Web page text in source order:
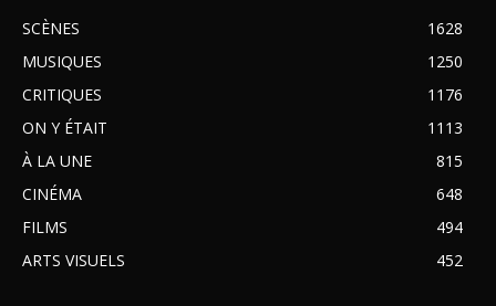
SCÈNES
1628
MUSIQUES
1250
CRITIQUES
1176
ON Y ÉTAIT
1113
À LA UNE
815
CINÉMA
648
FILMS
494
ARTS VISUELS
452